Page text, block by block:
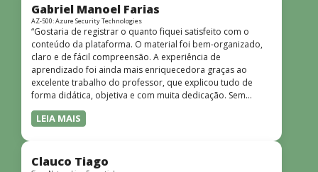
quem não tem uma bagagem técnica muito avançada.”
Gabriel Manoel Farias
AZ-500: Azure Security Technologies
“Gostaria de registrar o quanto fiquei satisfeito com o
conteúdo da plataforma. O material foi bem-organizado,
claro e de fácil compreensão. A experiência de
aprendizado foi ainda mais enriquecedora graças ao
excelente trabalho do professor, que explicou tudo de
forma didática, objetiva e com muita dedicação. Sem
dúvida, foi uma jornada de muito aprendizado!”
LEIA MAIS
Clauco Tiago